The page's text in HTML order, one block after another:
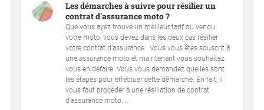
Les démarches à suivre pour résilier un
contrat d’assurance moto ?
Que vous ayez trouvé un meilleur tarif ou vendu
votre moto, vous devez dans les deux cas résilier
votre contrat d’assurance. ​ Vous vous êtes souscrit à
une assurance moto et maintenant vous souhaitez
vous en défaire. Vous vous demandez quelles sont
les étapes pour effectuer cette démarche. En fait, il
vous faut procéder à une résiliation de contrat
d’assurance moto....